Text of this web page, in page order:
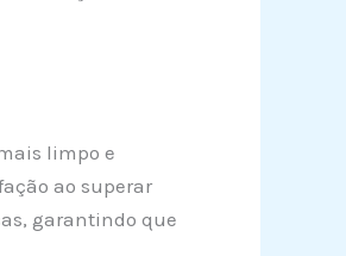
limpo e
ao superar
garantindo que